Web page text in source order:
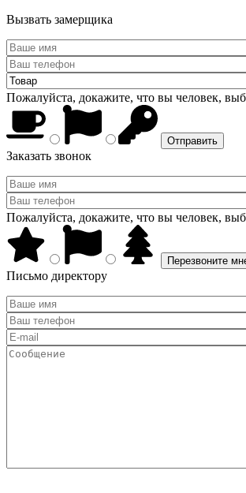
Вызвать замерщика
Пожалуйста, докажите, что вы человек,
Заказать звонок
Пожалуйста, докажите, что вы человек,
Письмо директору